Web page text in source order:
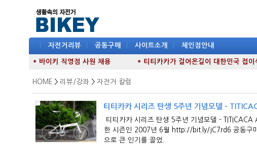
자전거리뷰 공동구매 사이트소개 체인점안내
* 바이키 직영점 사원 채용 * 티티카카가 걸어온길이 대한민국 접
HOME > 리뷰/강좌 > 자전거 칼럼
티티카카 시리즈 탄생 5주년 기념모델 -
티티카카 시리즈 탄생 5주년 기념모델 -
한 시즌인 2007년 6월 http://bit.ly/jC7rd6 공동구
으로 큰 인기를 끌었..